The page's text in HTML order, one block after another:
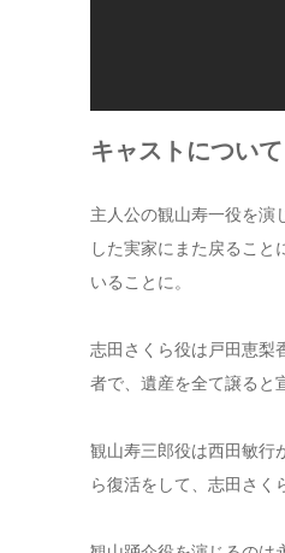
キャストについて
主人公の観山寿一役を演
した実家にまた戻ること
いることに。
志田さくら役は戸田恵梨
者で、遺産を全て譲ると
観山寿三郎役は西田敏行
ら復活をして、志田さく